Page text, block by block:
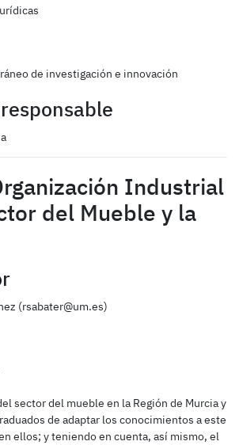
de investigación e innovación
Industrial
del Mueble y la
(rsabater@um.es)
sector del mueble en la Región de Murcia y
de adaptar los conocimientos a este
ellos; y teniendo en cuenta, así mismo, el